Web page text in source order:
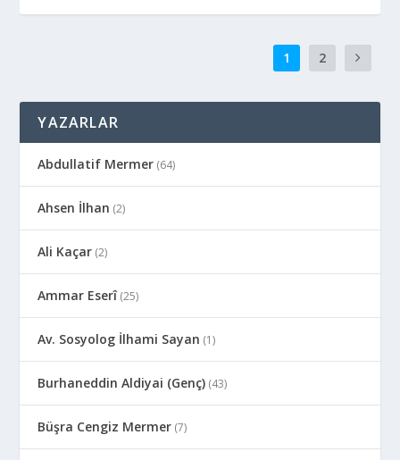
1 2
YAZARLAR
Abdullatif Mermer (64)
Ahsen İlhan (2)
Ali Kaçar (2)
Ammar Eserî(25)
Av. Sosyolog İlhami Sayan (1)
Burhaneddin Aldiyai (Genç) (43)
Büşra Cengiz Mermer (7)